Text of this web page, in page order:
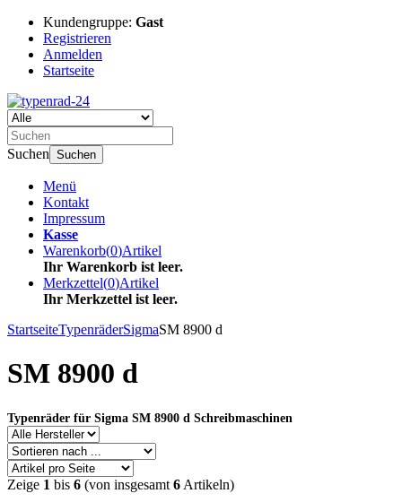
Kundengruppe: Gast
Registrieren
Anmelden
Startseite
Suchen Suchen
Menü
Kontakt
Impressum
Kasse
Warenkorb(0)Artikel
Ihr Warenkorb ist leer.
Merkzettel(0)Artikel
Ihr Merkzettel ist leer.
StartseiteTypenräderSigmaSM 8900 d
SM 8900 d
Typenräder für Sigma SM 8900 d Schreibmaschinen
Zeige 1 bis 6 (von insgesamt 6 Artikeln)